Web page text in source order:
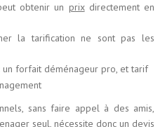
obtenir un prixdirectement en
la tarification ne sont pas les
forfait déménageur pro, et tarif
sans faire appel à des amis,
seul, nécessite donc un devis